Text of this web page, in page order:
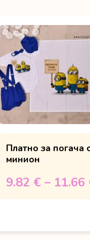
Платно за погача
минион
9.82 € – 11.66